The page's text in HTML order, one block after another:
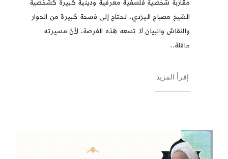
مقاربة شخصية فلسفية معرفية ودينية كبيرة كشخصية
الشيخ مصباح اليزدي، تحتاج إلى فسحة كبيرة من الحوار
والنقاش والبيان لا تسعه هذه الفرصة، لأنّ مسيرته
حافلة..
إقرأ المزيد